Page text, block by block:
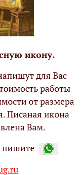
икону.
для Вас
работы
от размера
Писаная икона
Вам.
пишите